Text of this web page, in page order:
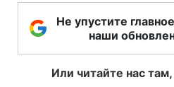
Не упустите
наши
Или читайте нас